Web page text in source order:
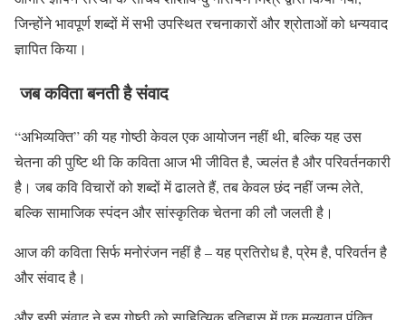
जिन्होंने भावपूर्ण शब्दों में सभी उपस्थित रचनाकारों और श्रोताओं को धन्यवाद
ज्ञापित किया।
जब कविता बनती है संवाद
“अभिव्यक्ति” की यह गोष्ठी केवल एक आयोजन नहीं थी, बल्कि यह उस
चेतना की पुष्टि थी कि कविता आज भी जीवित है, ज्वलंत है और परिवर्तनकारी
है। जब कवि विचारों को शब्दों में ढालते हैं, तब केवल छंद नहीं जन्म लेते,
बल्कि सामाजिक स्पंदन और सांस्कृतिक चेतना की लौ जलती है।
आज की कविता सिर्फ मनोरंजन नहीं है – यह प्रतिरोध है, प्रेम है, परिवर्तन है
और संवाद है।